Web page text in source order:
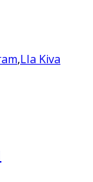
,LIa Kiva